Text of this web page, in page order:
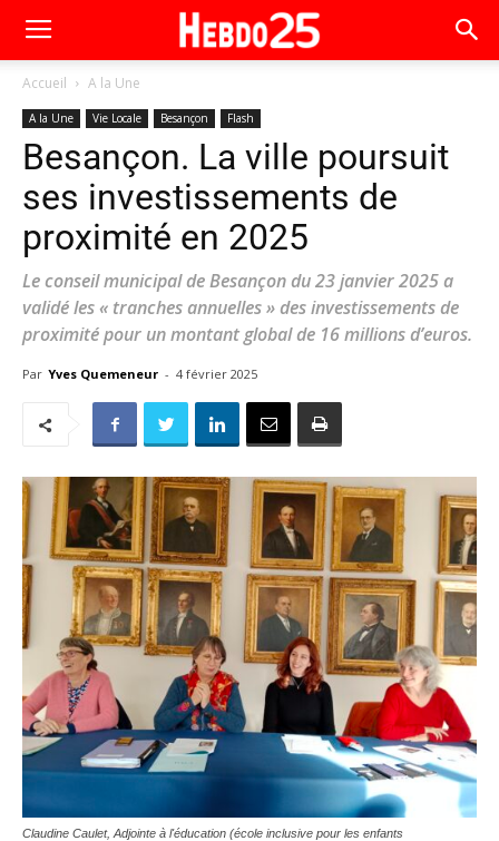
Accueil A la Une
A la Une Vie Locale Besançon Flash
Besançon. La ville poursuit
ses investissements de
proximité en 2025
Le conseil municipal de Besançon du 23 janvier 2025 a
validé les « tranches annuelles » des investissements de
proximité pour un montant global de 16 millions d’euros.
Par Yves Quemeneur - 4 février 2025
Claudine Caulet, Adjointe à l'éducation (école inclusive pour les enfants